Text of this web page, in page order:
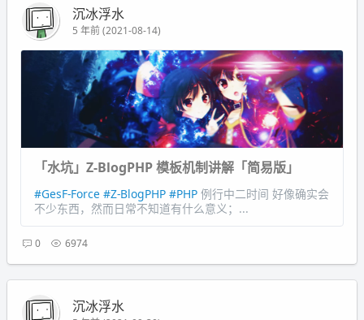
沉冰浮水
5 年前 (2021-08-14)
「水坑」Z-BlogPHP 模板机制讲解「简易版」
#GesF-Force #Z-BlogPHP #PHP 例行中二时间 好像确实会
不少东西，然而日常不知道有什么意义；...
0 6974
沉冰浮水